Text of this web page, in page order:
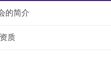
的简介
质